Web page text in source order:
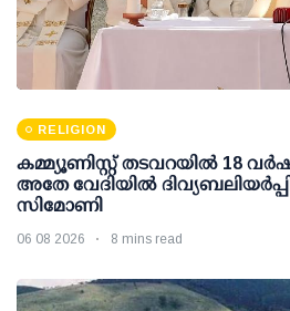
RELIGION
കമ്മ്യൂണിസ്റ്റ് തടവറയില്‍ 18
അതേ വേദിയില്‍
സിമോണി
06 08 2026 8 mins read